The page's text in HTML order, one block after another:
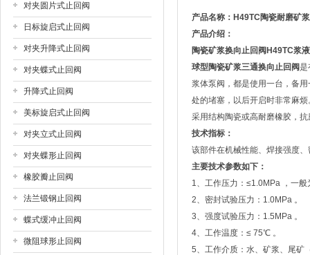
对夹圆片式止回阀
日标旋启式止回阀
对夹升降式止回阀
对夹蝶式止回阀
升降式止回阀
美标旋启式止回阀
对夹立式止回阀
对夹蝶形止回阀
橡胶瓣止回阀
法兰锻钢止回阀
蝶式缓冲止回阀
微阻球形止回阀
产品名称： H49TC陶瓷耐磨矿
产品介绍：
陶瓷矿浆换向止回阀 H49TC浆
球型陶瓷矿浆三通换向止回阀是
浆体泵阀，都是使用一台，备
处的堵塞，以后开启时非常麻
采用结构陶瓷或高耐磨橡胶，
技术指标：
该部件在机械性能、焊接强度
主要技术参数如下：
1、工作压力：≤1.0MPa ，一般
2、密封试验压力：1.0MPa 。
3、强度试验压力：1.5MPa 。
4、工作温度：≤ 75℃ 。
5、工作介质：水、矿浆、尾矿